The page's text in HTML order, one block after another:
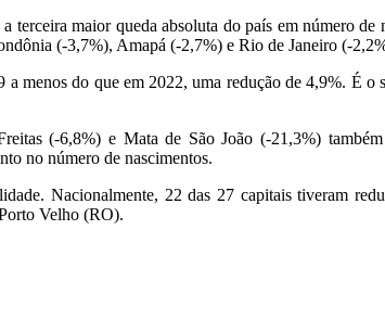
maior queda absoluta do país em número de
(-3,7%), Amapá (-2,7%) e Rio de Janeiro (-
menos do que em 2022, uma redução de 4,9%. É o
(-6,8%) e Mata de São João (-21,3%) também
no número de nascimentos.
Nacionalmente, 22 das 27 capitais tiveram
Velho (RO).